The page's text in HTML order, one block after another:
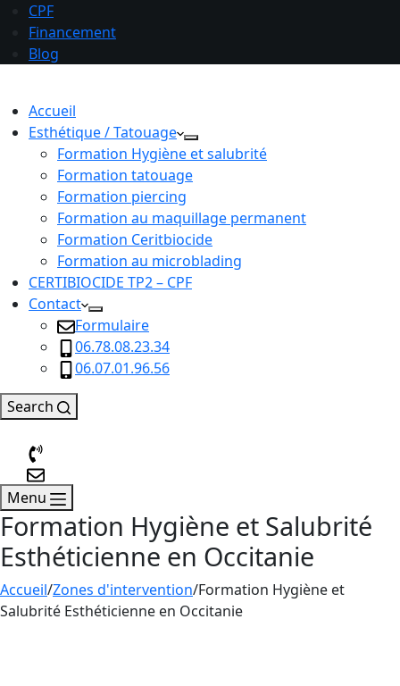
CPF
Financement
Blog
Accueil
Esthétique / Tatouage
Formation Hygiène et salubrité
Formation tatouage
Formation piercing
Formation au maquillage permanent
Formation Ceritbiocide
Formation au microblading
CERTIBIOCIDE TP2 – CPF
Contact
Formulaire
06.78.08.23.34
06.07.01.96.56
Search
Menu
Formation Hygiène et Salubrité
Esthéticienne en Occitanie
Accueil/Zones d'intervention/Formation Hygiène et
Salubrité Esthéticienne en Occitanie